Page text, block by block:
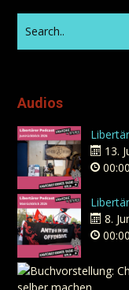
Audios
13.
8.